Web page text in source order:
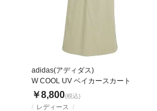
レディース
adidas(アディダス)
W COOL UV ベイカースカート
￥8,800(税込)